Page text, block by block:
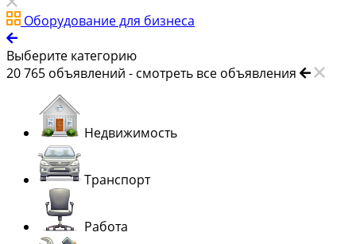
Оборудование для бизнеса
Выберите категорию
20 765 объявлений - смотреть все объявления
Недвижимость
Транспорт
Работа